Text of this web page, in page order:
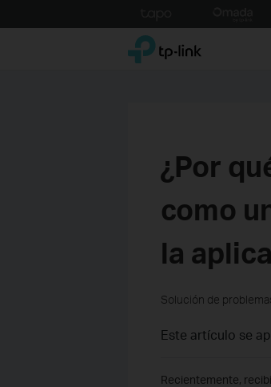
to
TP-Link, Reliably Smart
¿Por
como
la
Solución de
Este artículo se
Recientemente,